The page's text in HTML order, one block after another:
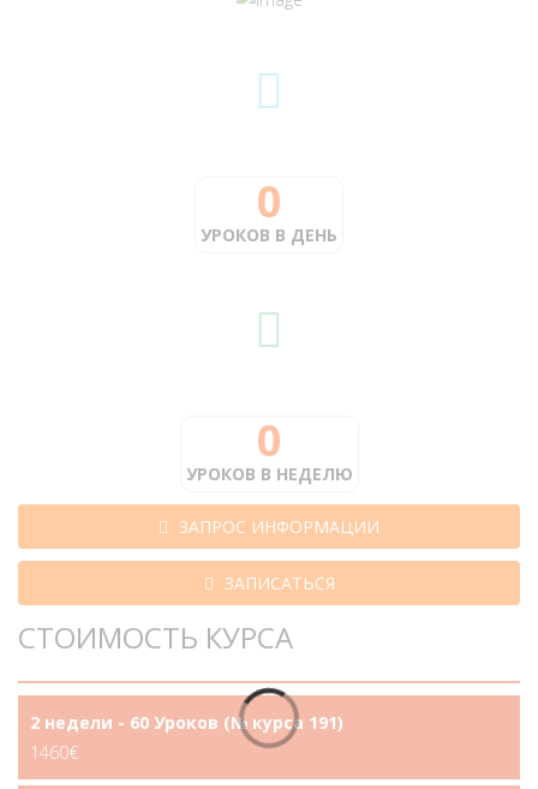
0
УРОКОВ В ДЕНЬ
0
УРОКОВ В НЕДЕЛЮ
ЗАПРОС ИНФОРМАЦИИ
ЗАПИСАТЬСЯ
СТОИМОСТЬ КУРСА
2 недели - 60 Уроков (№ курса 191)
1460€